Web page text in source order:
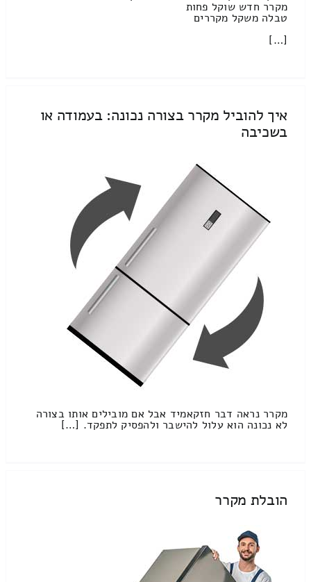
מקרר חדש שוקל פחות
טבלה משקל מקררים
[…]
איך להוביל מקרר בצורה נכונה: בעמודה או
בשכיבה
מקרר נראה דבר חזקאמיד אבל אם מובילים אותו בצורה
לא נכונה הוא עלול להישבר ולהפסיק לתפקד. […]
הובלת מקרר